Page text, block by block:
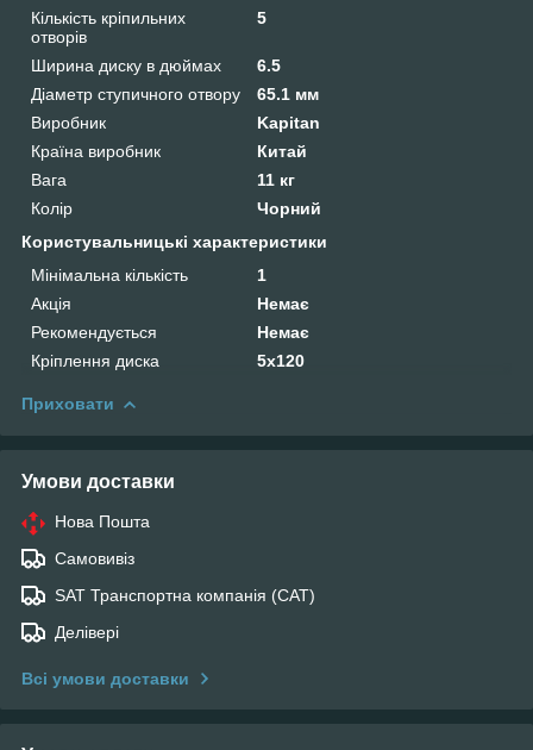
Кількість кріпильних
отворів
5
Ширина диску в дюймах
6.5
Діаметр ступичного отвору
65.1 мм
Виробник
Kapitan
Країна виробник
Китай
Вага
11 кг
Колір
Чорний
Користувальницькі характеристики
Мінімальна кількість
1
Акція
Немає
Рекомендується
Немає
Кріплення диска
5x120
Приховати
Умови доставки
Нова Пошта
Самовивіз
SAT Транспортна компанія (САТ)
Делівері
Всі умови доставки